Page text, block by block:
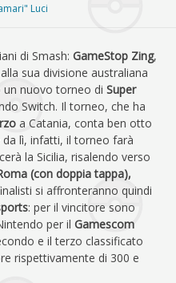
Luci
di Smash: GameStop Zing,
alla sua divisione australiana
nuovo torneo di Super
Switch. Il torneo, che ha
a Catania, conta ben otto
da lì, infatti, il torneo farà
la Sicilia, risalendo verso
(con doppia tappa),
si affronteranno quindi
: per il vincitore sono
per il Gamescom
e il terzo classificato
rispettivamente di 300 e